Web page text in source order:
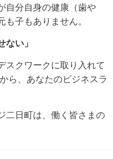
自分自身の健康（歯や
子もありません。
ない」
スクワークに取り入れて
ら、あなたのビジネスラ
二日町は、働く皆さまの